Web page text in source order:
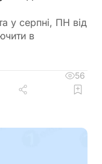
у серпні, ПН від
в
56